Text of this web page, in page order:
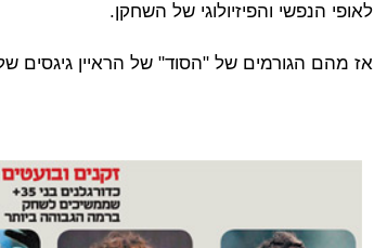
לאופי הנפשי והפיזיולוגי של השחקן.
אז מהם הגורמים של "הסוד" של הראיין גיגסים